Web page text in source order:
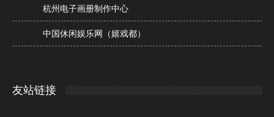
杭州电子画册制作中心
中国休闲娱乐网（嬉戏都）
友站链接